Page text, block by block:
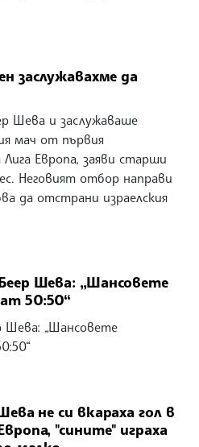
заслужавахме да
Шева и заслужаваше
мач от първия
Европа, заяви старши
Неговият отбор направи
да отстрани израелския
Шева: „Шансовете
50:50“
Шева: „Шансовете
не си вкараха гол в
"сините" играха